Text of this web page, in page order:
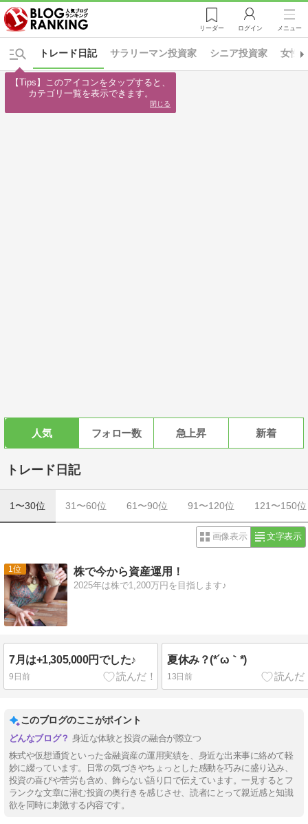
リーダー ログイン メニュー
トレード日記 サラリーマン投資家 シニア投資家 女性
人気 フォロー数 急上昇 新着
トレード日記
1〜30位 31〜60位 61〜90位 91〜120位 121〜150位
画像表示 文字表示
1 株で今から資産運用！
2025年は株で1,200万円を目指します♪
7月は+1,305,000円でした♪
9日前
夏休み？(*´ω｀*)
13日前
このブログのここがポイント
身近な体験と投資の融合が際立つ
株式や仮想通貨といった金融資産の運用実績を、身近な出来事に絡めて軽
妙に綴っています。日常の気づきやちょっとした感動を巧みに盛り込み、
投資の喜びや苦労も含め、飾らない語り口で伝えています。一見するとフ
ランクな文章に潜む投資の奥行きを感じさせ、読者にとって親近感と知識
欲を同時に刺激する内容です。
【Tips】このアイコンをタップすると、
カテゴリ一覧を表示できます。
閉じる